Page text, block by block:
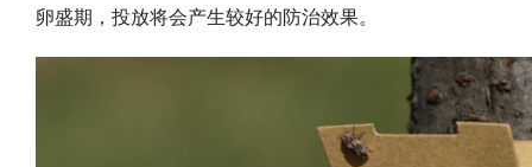
卵盛期，投放将会产生较好的防治效果。